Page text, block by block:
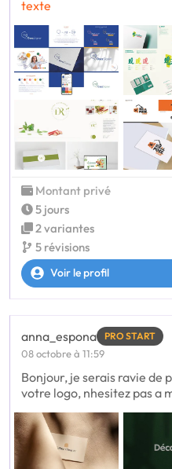
texte
Montant privé
5 jours
2 variantes
5 révisions
Voir le profil
anna_espona PRO START
08 octobre à 11:59
Bonjour, je serais ravie de
votre logo, nhesitez pas a